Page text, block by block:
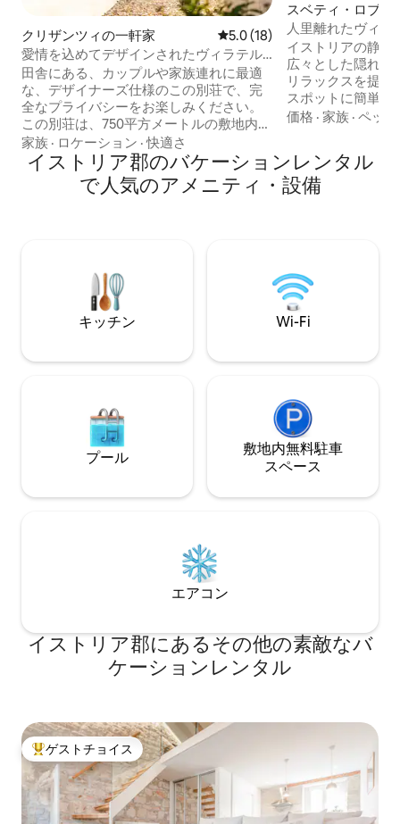
クリザンツィの一軒家 レビュー18件、5つ星中5.0つ
5.0 (18)
愛情を込めてデザインされたヴィラテル
ザ
田舎にある、カップルや家族連れに最適
な、デザイナーズ仕様のこの別荘で、完
全なプライバシーをお楽しみください。
この別荘は、750平方メートルの敷地内に
ある109平方メートルの建物です。この家
には、バスルーム付きの快適な寝室2室、
リビングルーム、設備の整ったキッチ
ン、ガスグリルと温水ジャグジープール
探索するのに最適な拠点となります。車2
台分の屋根付き駐車場があります。
家族 · ロケーション ·快適さ
スベティ・ロブレ
人里離れたヴィラ
ペットOK
イストリアの静か
広々とした隠れ家
リラックスを提供
スポットに簡単に
休暇に最適です。
供します。 6月から8月の間、チェックイ
ン日は土曜日です
合は、お問い合わ
価格 ·家族 ·ペット
イストリア郡のバケーションレンタル
で人気のアメニティ・設備
キッチン Wi-Fi
プール
敷地内無料駐⁠車
ス⁠ペ⁠ー⁠ス
エアコン
イストリア郡にあるその他の素敵なバ
ケーションレンタル
大好評のゲストチョイスです。
ゲストチョイス